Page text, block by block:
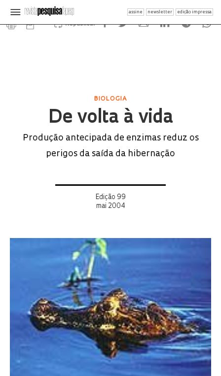
assine newsletter edição impressa
Republicar
BIOLOGIA
De volta à vida
Produção antecipada de enzimas reduz os
perigos da saída da hibernação
Edição 99
mai 2004